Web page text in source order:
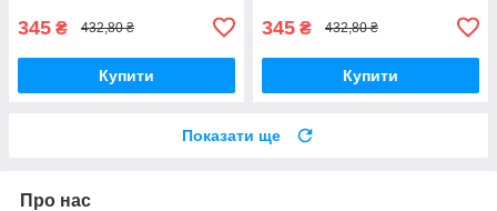
345 ₴ 432,80 ₴
Купити
345 ₴ 432,80 ₴
Купити
Показати ще
Про нас